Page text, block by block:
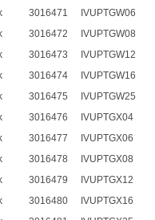
3016471
IVUPTGW06
3016472
IVUPTGW08
3016473
IVUPTGW12
3016474
IVUPTGW16
3016475
IVUPTGW25
3016476
IVUPTGX04
3016477
IVUPTGX06
3016478
IVUPTGX08
3016479
IVUPTGX12
3016480
IVUPTGX16